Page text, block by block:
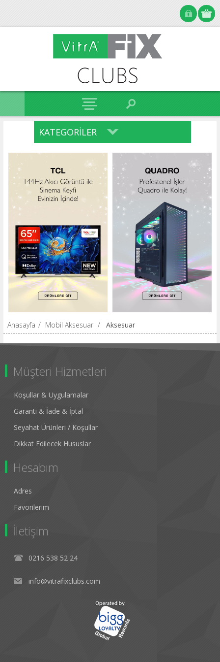
KATEGORILER
Anasayfa / Mobil Aksesuar / Aksesuar
Müşteri Hizmetleri
Koşullar & Uygulamalar
Garanti & İade & İptal
Seyahat Ürünleri / Koşullar
Dikkat Edilecek Hususlar
Hesabım
Adres
Favorilerim
İletişim
0216 538 52 24
info@vitrafixclubs.com